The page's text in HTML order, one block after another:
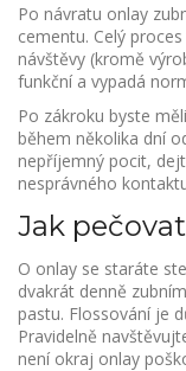
Po návratu onlay
cementu. Celý
návštěvy (kromě
funkční a vypadá
Po zákroku byste
během několika dní
nepříjemný pocit,
nesprávného
Jak
O onlay se staráte
dvakrát denně
pastu. Flossování je
Pravidelně
není okraj onlay